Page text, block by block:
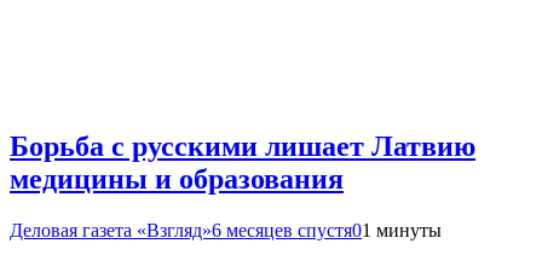
Борьба с русскими лишает Латвию
медицины и образования
Деловая газета «Взгляд»6 месяцев спустя01 минуты